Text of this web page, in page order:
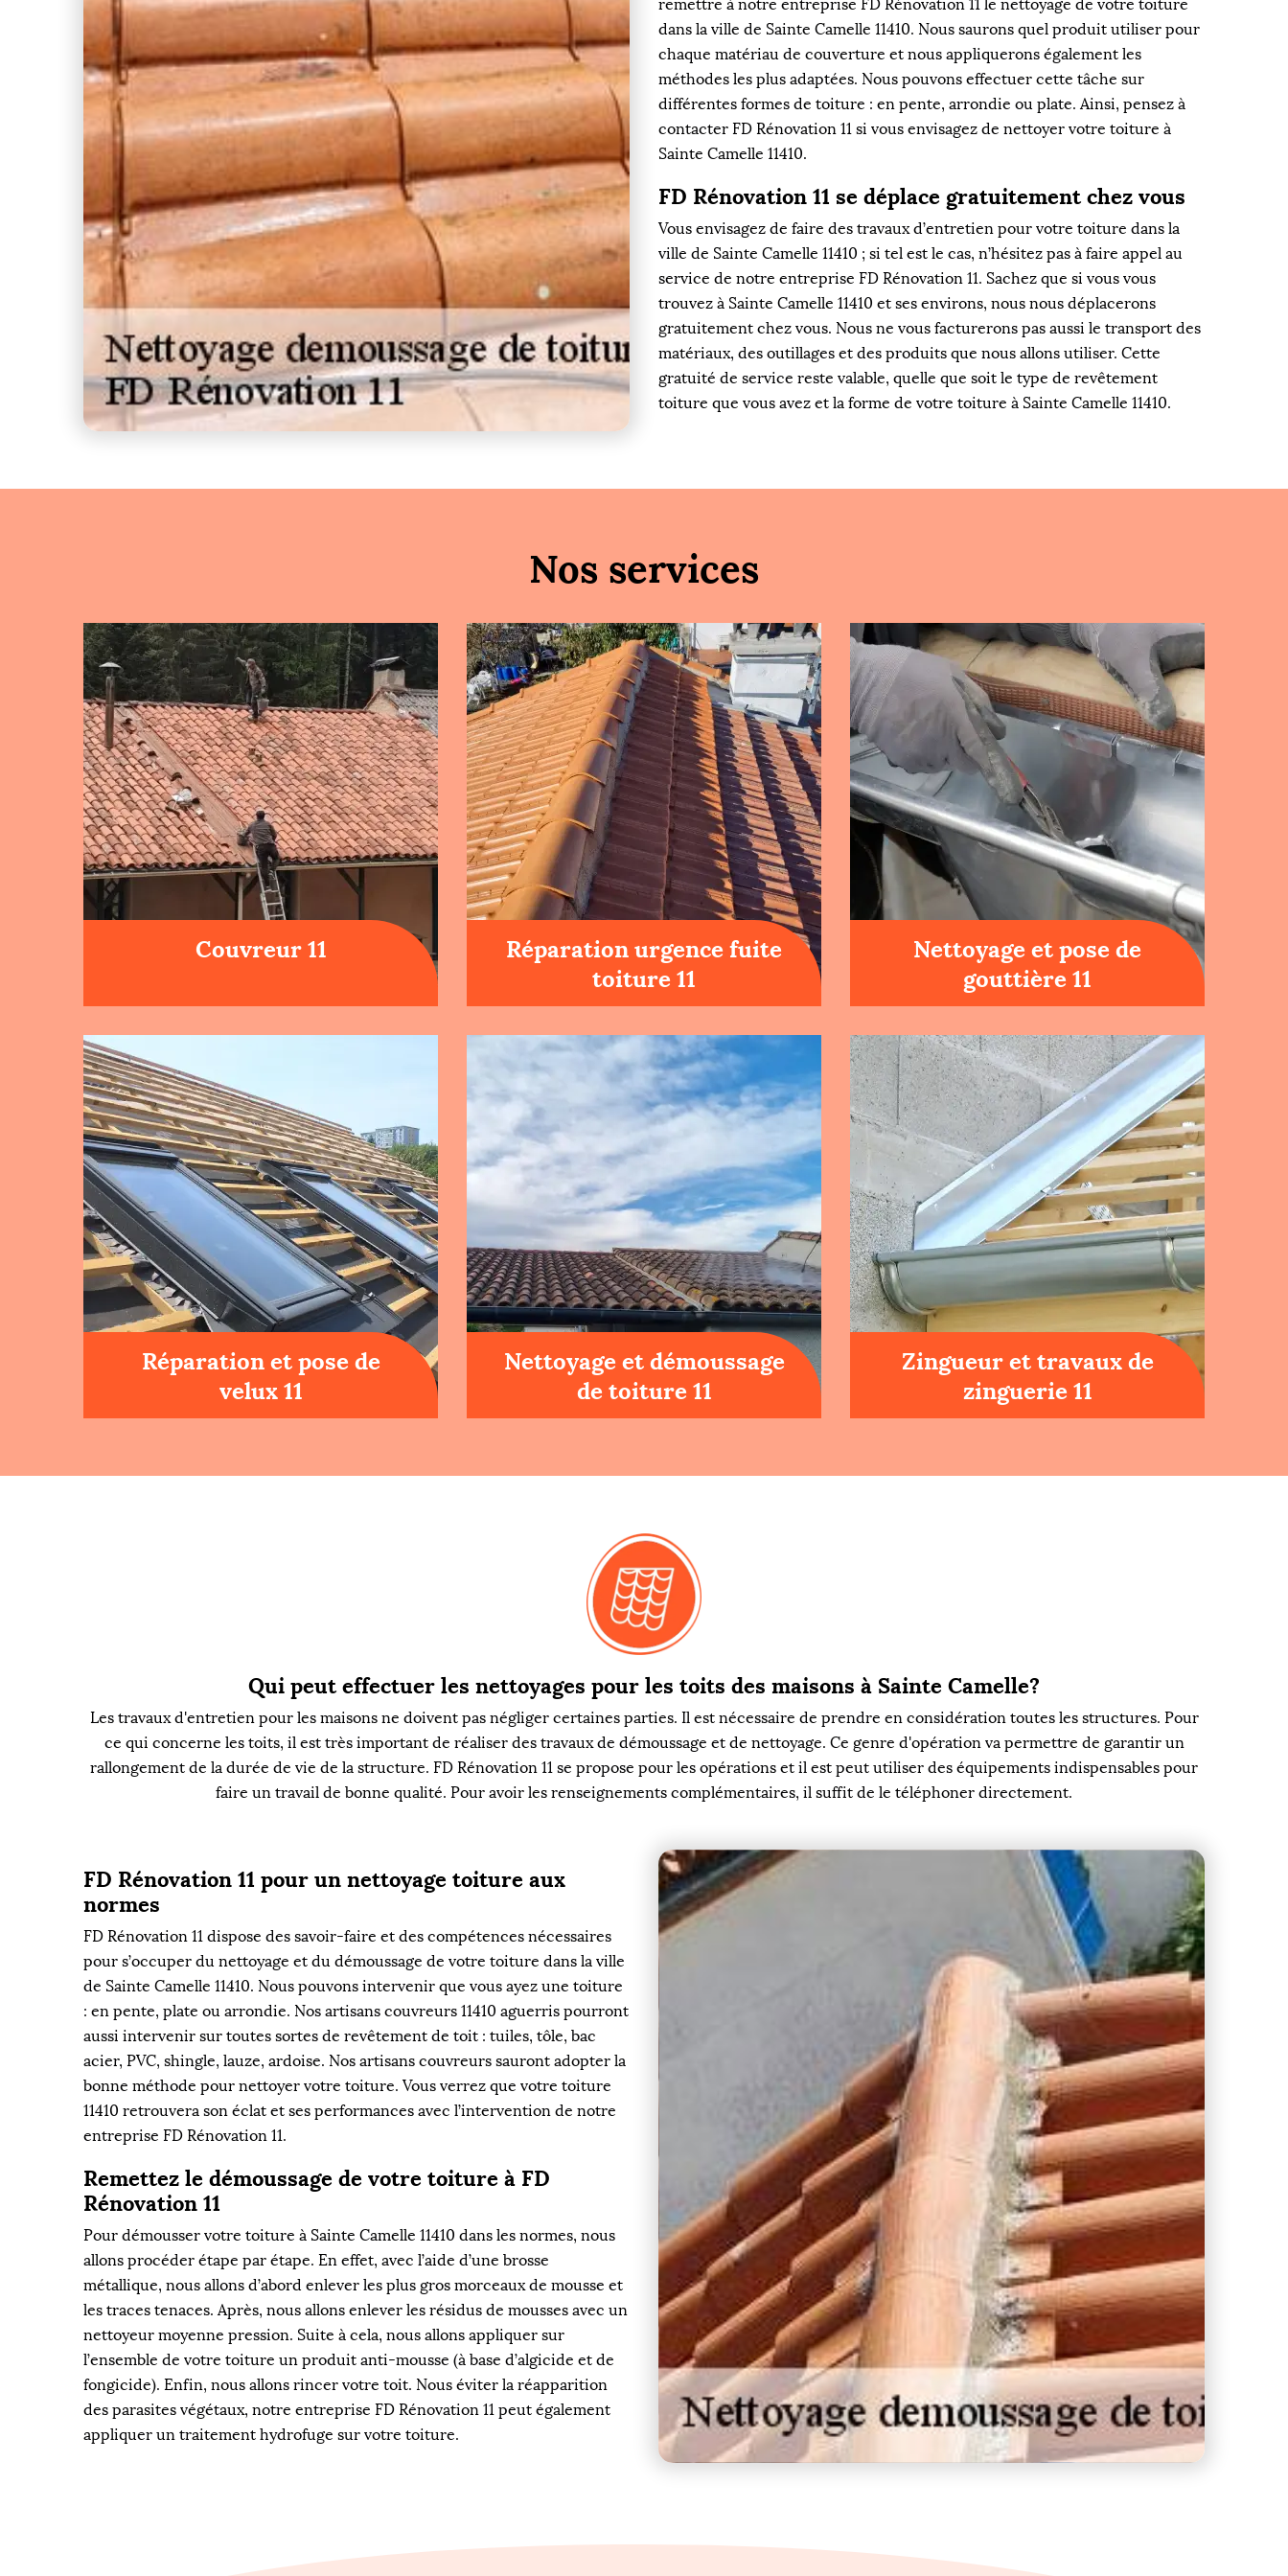
remettre à notre entreprise FD Rénovation 11 le nettoyage de votre toiture
dans la ville de Sainte Camelle 11410. Nous saurons quel produit utiliser pour
chaque matériau de couverture et nous appliquerons également les
méthodes les plus adaptées. Nous pouvons effectuer cette tâche sur
différentes formes de toiture : en pente, arrondie ou plate. Ainsi, pensez à
contacter FD Rénovation 11 si vous envisagez de nettoyer votre toiture à
Sainte Camelle 11410.
FD Rénovation 11 se déplace gratuitement chez vous
Vous envisagez de faire des travaux d’entretien pour votre toiture dans la
ville de Sainte Camelle 11410 ; si tel est le cas, n’hésitez pas à faire appel au
service de notre entreprise FD Rénovation 11. Sachez que si vous vous
trouvez à Sainte Camelle 11410 et ses environs, nous nous déplacerons
gratuitement chez vous. Nous ne vous facturerons pas aussi le transport des
matériaux, des outillages et des produits que nous allons utiliser. Cette
gratuité de service reste valable, quelle que soit le type de revêtement
toiture que vous avez et la forme de votre toiture à Sainte Camelle 11410.
Nos services
Couvreur 11
Réparation urgence fuite
toiture 11
Nettoyage et pose de
gouttière 11
Réparation et pose de
velux 11
Nettoyage et démoussage
de toiture 11
Zingueur et travaux de
zinguerie 11
Qui peut effectuer les nettoyages pour les toits des maisons à Sainte Camelle?
Les travaux d'entretien pour les maisons ne doivent pas négliger certaines parties. Il est nécessaire de prendre en considération toutes les structures. Pour
ce qui concerne les toits, il est très important de réaliser des travaux de démoussage et de nettoyage. Ce genre d'opération va permettre de garantir un
rallongement de la durée de vie de la structure. FD Rénovation 11 se propose pour les opérations et il est peut utiliser des équipements indispensables pour
faire un travail de bonne qualité. Pour avoir les renseignements complémentaires, il suffit de le téléphoner directement.
FD Rénovation 11 pour un nettoyage toiture aux
normes
FD Rénovation 11 dispose des savoir-faire et des compétences nécessaires
pour s’occuper du nettoyage et du démoussage de votre toiture dans la ville
de Sainte Camelle 11410. Nous pouvons intervenir que vous ayez une toiture
: en pente, plate ou arrondie. Nos artisans couvreurs 11410 aguerris pourront
aussi intervenir sur toutes sortes de revêtement de toit : tuiles, tôle, bac
acier, PVC, shingle, lauze, ardoise. Nos artisans couvreurs sauront adopter la
bonne méthode pour nettoyer votre toiture. Vous verrez que votre toiture
11410 retrouvera son éclat et ses performances avec l’intervention de notre
entreprise FD Rénovation 11.
Remettez le démoussage de votre toiture à FD
Rénovation 11
Pour démousser votre toiture à Sainte Camelle 11410 dans les normes, nous
allons procéder étape par étape. En effet, avec l’aide d’une brosse
métallique, nous allons d’abord enlever les plus gros morceaux de mousse et
les traces tenaces. Après, nous allons enlever les résidus de mousses avec un
nettoyeur moyenne pression. Suite à cela, nous allons appliquer sur
l’ensemble de votre toiture un produit anti-mousse (à base d’algicide et de
fongicide). Enfin, nous allons rincer votre toit. Nous éviter la réapparition
des parasites végétaux, notre entreprise FD Rénovation 11 peut également
appliquer un traitement hydrofuge sur votre toiture.